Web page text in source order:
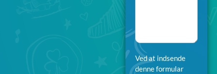
Ved at indsende
denne formular